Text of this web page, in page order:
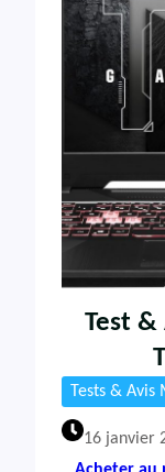
Test &
Tests &
16 janvier